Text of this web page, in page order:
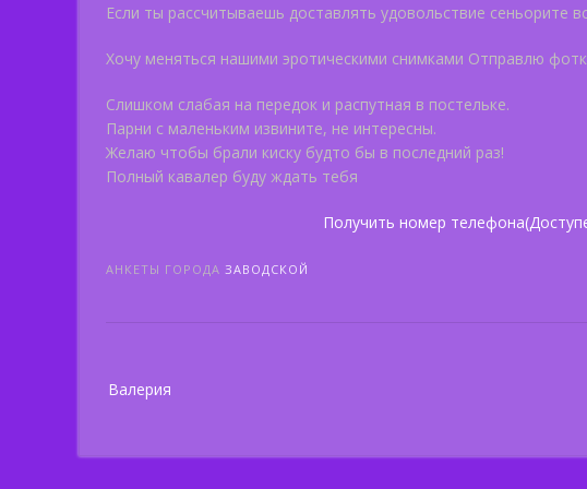
Если ты рассчитываешь доставлять удовольствие
Хочу меняться нашими эротическими снимками Отправлю
Слишком слабая на передок и распутная в постельке.
Парни с маленьким извините, не интересны.
Желаю чтобы брали киску будто бы в последний раз!
Полный кавалер буду ждать тебя
Получить номер
АНКЕТЫ ГОРОДА ЗАВОДСКОЙ
navigation
Валерия